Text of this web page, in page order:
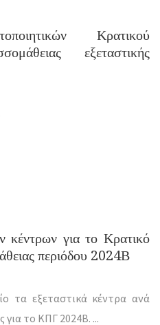
Κρατικού
εξεταστικής
κέντρων για το Κρατικό
περιόδου 2024Β
τα εξεταστικά κέντρα ανά
για το ΚΠΓ 2024Β. ...